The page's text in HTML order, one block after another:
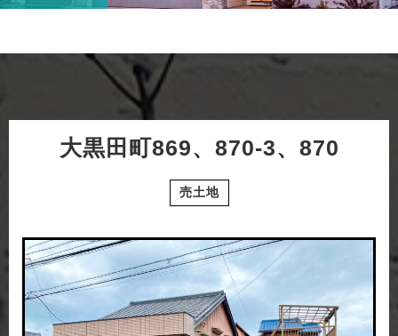
大黒田町869、870-3、870
売土地